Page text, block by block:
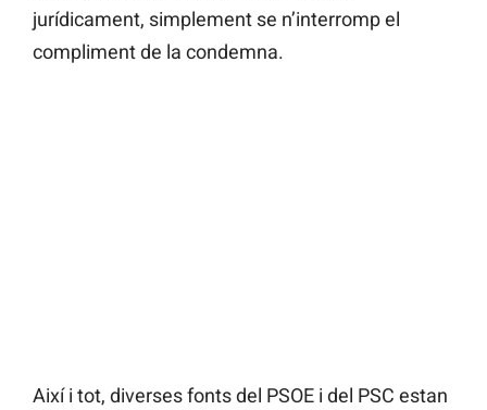
jurídicament, simplement se n’interromp el
compliment de la condemna.
Així i tot, diverses fonts del PSOE i del PSC estan